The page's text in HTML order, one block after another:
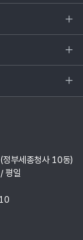
부세종청사 10동)
평일